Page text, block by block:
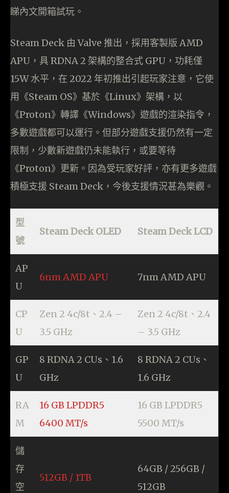
睇內文開箱試玩。
Steam Deck 由 Valve 推出，採用客製版 AMD
APU，具 RDNA 2 架構的整合式 GPU，功耗僅
15W 水平，在 2022 年初推出引起玩家注意，它使
用《Steam OS》基於《Linux》架構，以
《Proton》轉譯《Windows》遊戲的渲染指令，
多數遊戲都可以運行。但部分遊戲支援仍然有一定
限制，少數新遊戲仍未能執行，或要等待
《Proton》更新。因為受玩家好評，亦有更多遊戲
積極支援 Steam Deck，今後支援情況甚為樂觀。
型
號
Steam Deck OLED Steam Deck LCD
AP
U
6nm AMD APU 7nm AMD APU
CP
U
Zen 2 4c/8t、2.4 –
3.5 GHz
Zen 2 4c/8t、2.4
– 3.5 GHz
GP
U
8 RDNA 2 CUs、1.6
GHz
8 RDNA 2 CUs、
1.6 GHz
RA
M
16 GB LPDDR5
6400 MT/s
16 GB LPDDR5
5500 MT/s
儲
存
空
512GB / 1TB
64GB / 256GB /
512GB